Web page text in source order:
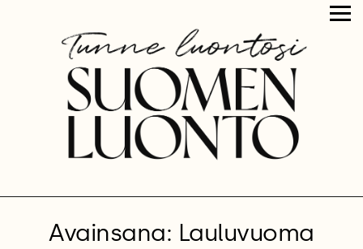
Avainsana: Lauluvuoma